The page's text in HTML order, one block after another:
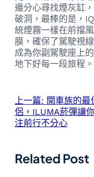
邊分心尋找煙灰缸
破洞，最棒的是，
統煙霧一樣在前擋
膜，確保了駕駛視
成為你副駕駛座上
地下好每一段旅程。
上一篇: 開車族的最
侶，ILUMA菸彈讓
注前行不分心
Related Post